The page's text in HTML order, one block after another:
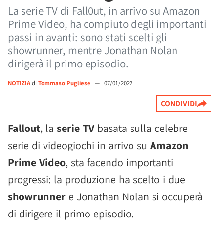
La serie TV di Fall0ut, in arrivo su Amazon
Prime Video, ha compiuto degli importanti
passi in avanti: sono stati scelti gli
showrunner, mentre Jonathan Nolan
dirigerà il primo episodio.
NOTIZIAdi Tommaso Pugliese — 07/01/2022
CONDIVIDI
Fallout, la serie TV basata sulla celebre
serie di videogiochi in arrivo su Amazon
Prime Video, sta facendo importanti
progressi: la produzione ha scelto i due
showrunner e Jonathan Nolan si occuperà
di dirigere il primo episodio.